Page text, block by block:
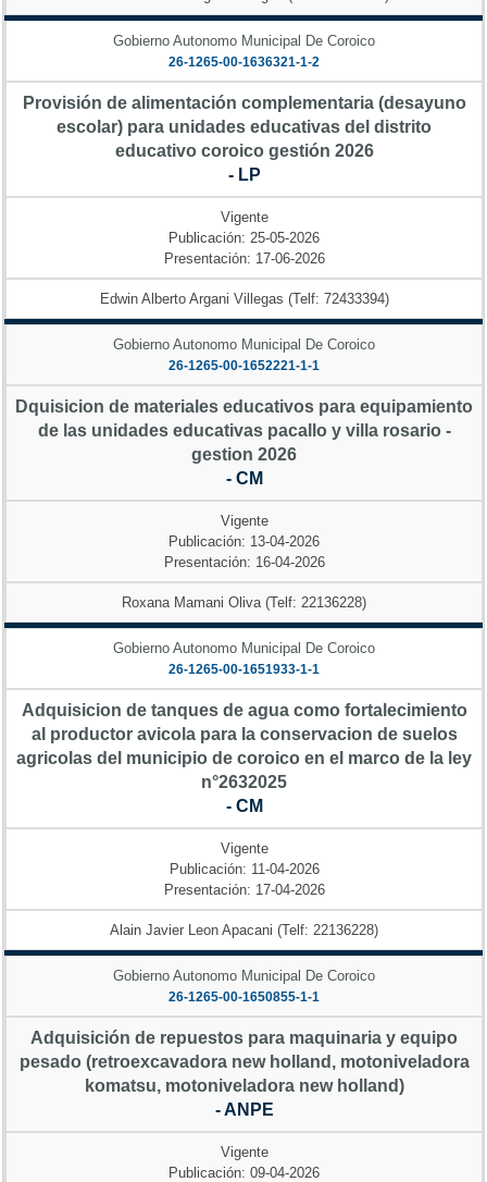
Gobierno Autonomo Municipal De Coroico
26-1265-00-1636321-1-2
Provisión de alimentación complementaria (desayuno
escolar) para unidades educativas del distrito
educativo coroico gestión 2026
- LP
Vigente
Publicación: 25-05-2026
Presentación: 17-06-2026
Edwin Alberto Argani Villegas (Telf: 72433394)
Gobierno Autonomo Municipal De Coroico
26-1265-00-1652221-1-1
Dquisicion de materiales educativos para equipamiento
de las unidades educativas pacallo y villa rosario -
gestion 2026
- CM
Vigente
Publicación: 13-04-2026
Presentación: 16-04-2026
Roxana Mamani Oliva (Telf: 22136228)
Gobierno Autonomo Municipal De Coroico
26-1265-00-1651933-1-1
Adquisicion de tanques de agua como fortalecimiento
al productor avicola para la conservacion de suelos
agricolas del municipio de coroico en el marco de la ley
n°2632025
- CM
Vigente
Publicación: 11-04-2026
Presentación: 17-04-2026
Alain Javier Leon Apacani (Telf: 22136228)
Gobierno Autonomo Municipal De Coroico
26-1265-00-1650855-1-1
Adquisición de repuestos para maquinaria y equipo
pesado (retroexcavadora new holland, motoniveladora
komatsu, motoniveladora new holland)
- ANPE
Vigente
Publicación: 09-04-2026